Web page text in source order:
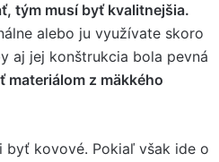
tým musí byť kvalitnejšia.
alebo ju využívate skoro
aj jej konštrukcia bola pevná
materiálom z mäkkého
byť kovové. Pokiaľ však ide o